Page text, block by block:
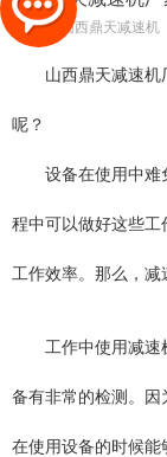
作者： 山西鼎天减速机
山西鼎天减速
呢？
设备在使用中难
程中可以做好这些
工作效率。那么，减
工作中使用减
备有非常的检测。
在使用设备的时候